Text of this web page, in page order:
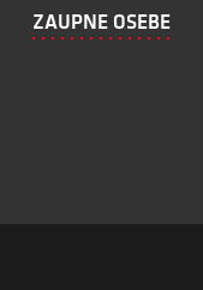
ZAUPNE OSEBE